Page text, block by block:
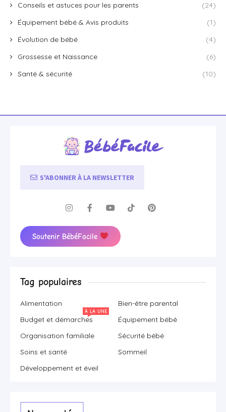
Conseils et astuces pour les parents
(24)
Équipement bébé & Avis produits
(1)
Évolution de bébé
(4)
Grossesse et Naissance
(6)
Santé & sécurité
(10)
S'ABONNER À LA NEWSLETTER
Soutenir BébéFacile
Tag populaires
Alimentation
Bien-être parental
Budget et démarches
À LA UNE
Équipement bébé
Organisation familiale
Sécurité bébé
Soins et santé
Sommeil
Développement et éveil